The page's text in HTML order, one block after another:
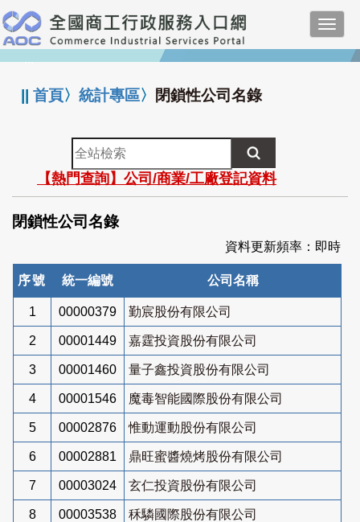
跳
到
主
要
:::
||首頁〉統計專區〉 閉鎖性公司名錄
全
站
檢
索
【熱門查詢】公司/商業/工廠登記資料
閉鎖性公司名錄
資料更新頻率：即時
序號 統一編號 公司名稱
1 00000379 勤宸股份有限公司
2 00001449 嘉霆投資股份有限公司
3 00001460 量子鑫投資股份有限公司
4 00001546 魔毒智能國際股份有限公司
5 00002876 惟動運動股份有限公司
6 00002881 鼎旺蜜醬燒烤股份有限公司
7 00003024 玄仁投資股份有限公司
8 00003538 秝驎國際股份有限公司